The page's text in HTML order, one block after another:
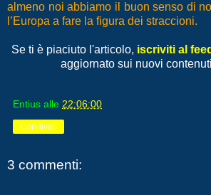
almeno noi abbiamo il buon senso di
l’Europa a fare la figura dei straccioni.
Se ti è piaciuto l'articolo, iscriviti al feed
aggiornato sui nuovi
Entius alle 22:06:00
Condividi
3 commenti: